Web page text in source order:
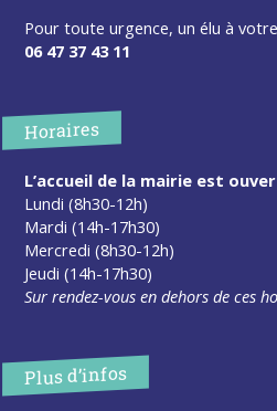
Pour toute urgence, un élu à
06 47 37 43 11
Horaires
L’accueil de la mairie est
Lundi (8h30-12h)
Mardi (14h-17h30)
Mercredi (8h30-12h)
Jeudi (14h-17h30)
Sur rendez-vous en dehors de ces
Plus d’infos